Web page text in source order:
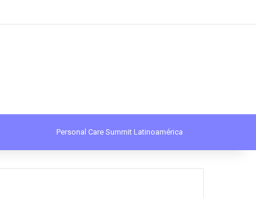
Personal Care Summit Latinoamérica